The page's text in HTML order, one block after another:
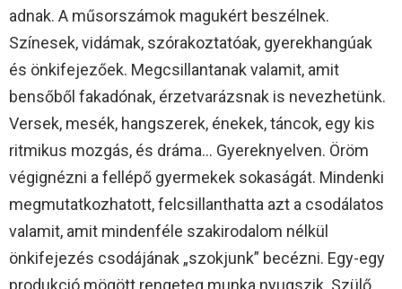
adnak. A műsorszámok magukért beszélnek.
Színesek, vidámak, szórakoztatóak, gyerekhangúak
és önkifejezőek. Megcsillantanak valamit, amit
bensőből fakadónak, érzetvarázsnak is nevezhetünk.
Versek, mesék, hangszerek, énekek, táncok, egy kis
ritmikus mozgás, és dráma… Gyereknyelven. Öröm
végignézni a fellépő gyermekek sokaságát. Mindenki
megmutatkozhatott, felcsillanthatta azt a csodálatos
valamit, amit mindenféle szakirodalom nélkül
önkifejezés csodájának „szokjunk” becézni. Egy-egy
produkció mögött rengeteg munka nyugszik. Szülő,